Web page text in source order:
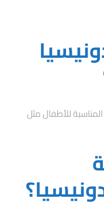
للأطفال مثل